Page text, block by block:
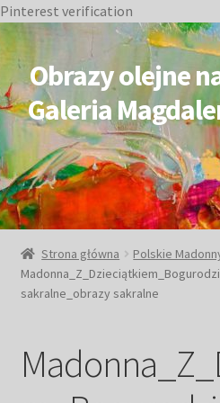
Pinterest verification
do
nawigacji
do
treści
Obrazy olejne
Galeria
OBRAZY DOSTĘPNE
Duże obrazy
Postacie
Strona główna
Polskie
sakralne_obrazy sakralne